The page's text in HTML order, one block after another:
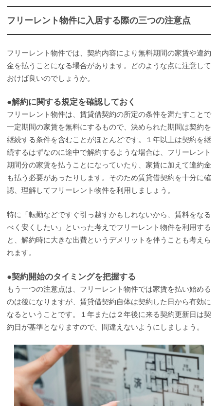
フリーレント物件に入居する際の三つの注意点
フリーレント物件では、契約内容により無料期間の家賃や違約
金を払うことになる場合があります。どのような点に注意して
おけば良いのでしょうか。
●解約に関する規定を確認しておく
フリーレント物件は、賃貸借契約の所定の条件を満たすことで
一定期間の家賃を無料にするもので、決められた期間は契約を
継続する条件を含むことがほとんどです。１年以上は契約を継
続するはずなのに途中で解約するような場合は、フリーレント
期間分の家賃を払うことになっていたり、家賃に加えて違約金
も払う必要があったりします。そのため賃貸借契約を十分に確
認、理解してフリーレント物件を利用しましょう。
特に「転勤などですぐ引っ越すかもしれないから、賃料をなる
べく安くしたい」といった考えでフリーレント物件を利用する
と、解約時に大きな出費というデメリットを伴うことも考えら
れます。
●契約開始のタイミングを把握する
もう一つの注意点は、フリーレント物件では家賃を払い始める
のは後になりますが、賃貸借契約自体は契約した日から有効に
なるということです。１年または２年後に来る契約更新日は契
約日が基準となりますので、間違えないようにしましょう。